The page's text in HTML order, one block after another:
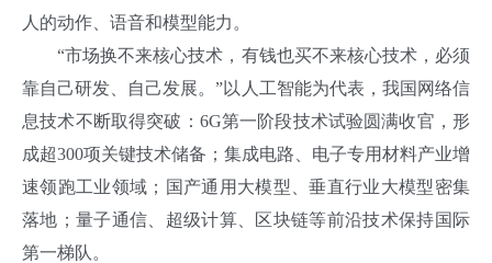
人的动作、语音和模型能力。
“市场换不来核心技术，有钱也买不来核心技术，必须
靠自己研发、自己发展。”以人工智能为代表，我国网络信
息技术不断取得突破：6G第一阶段技术试验圆满收官，形
成超300项关键技术储备；集成电路、电子专用材料产业增
速领跑工业领域；国产通用大模型、垂直行业大模型密集
落地；量子通信、超级计算、区块链等前沿技术保持国际
第一梯队。